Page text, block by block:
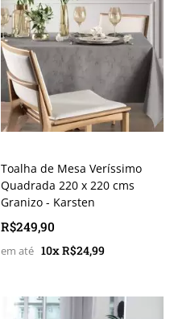
Toalha de Mesa Veríssimo
Quadrada 220 x 220 cms
Granizo - Karsten
R$249,90
10x R$24,99